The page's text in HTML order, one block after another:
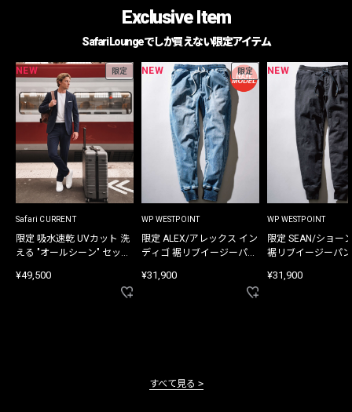
Exclusive Item
Safari Loungeでしか買えない限定アイテム
NEW 限定
Safari CURRENT
限定 吸水速乾 UVカット 洗
える "オールシーン" セット
¥49,500
NEW 限定
WP WESTPOINT
限定 ALEX/アレックス イン
ディゴ 裾リブイージーパン
¥31,900
NEW
WP WESTPOINT
限定 SEAN/ショー
裾リブイージーパ
¥31,900
すべて見る